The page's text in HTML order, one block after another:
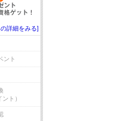
詳細をみる]
ント
ント）